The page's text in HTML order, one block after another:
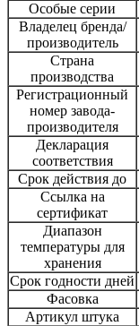
Особые серии
Владелец бренда/
производитель
Страна
производства
Регистрационный
номер завода-
производителя
Декларация
соответствия
Срок действия до
Ссылка на
сертификат
Диапазон
температуры для
хранения
Срок годности дней
Фасовка
Артикул штука